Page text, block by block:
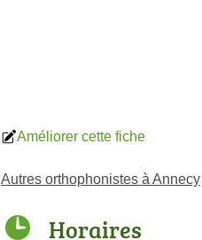
Améliorer cette fiche
Autres orthophonistes à Annecy
Horaires